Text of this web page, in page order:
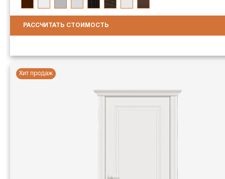
РАССЧИТАТЬ СТОИМОСТЬ
Хит продаж